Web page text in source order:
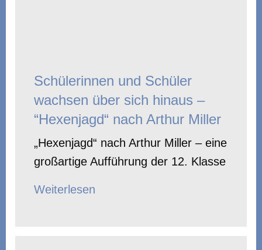
Schülerinnen und Schüler
wachsen über sich hinaus –
“Hexenjagd“ nach Arthur Miller
„Hexenjagd“ nach Arthur Miller – eine
großartige Aufführung der 12. Klasse
Weiterlesen